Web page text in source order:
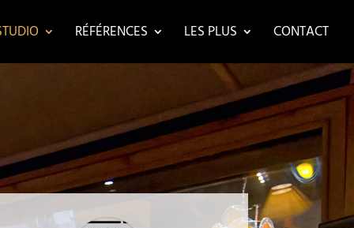
RÉFÉRENCES LES PLUS CONTACT